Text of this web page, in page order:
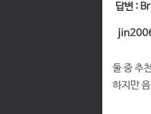
답변 :
둘 중 추
하지만